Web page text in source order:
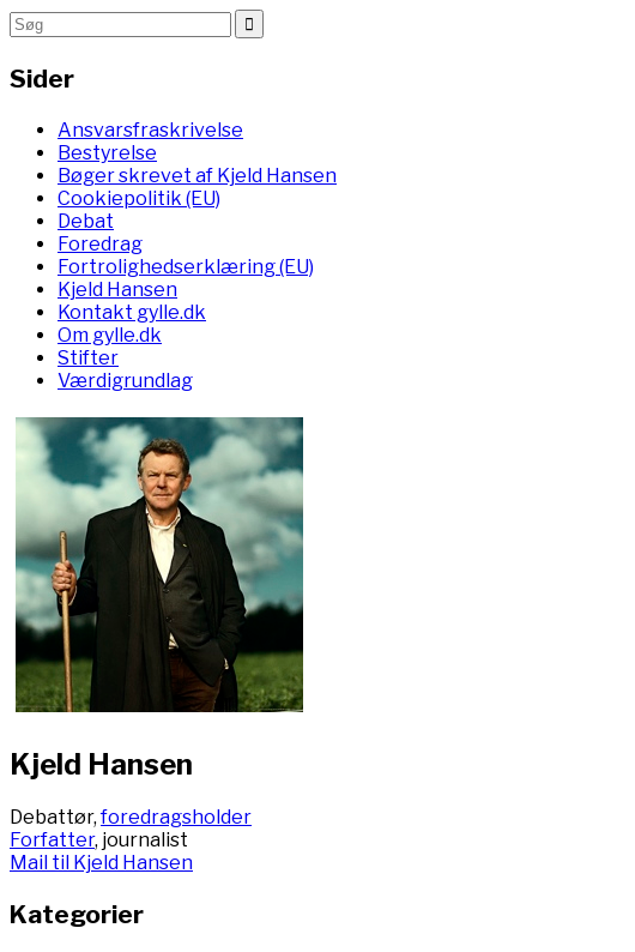
Sider
Ansvarsfraskrivelse
Bestyrelse
Bøger skrevet af Kjeld Hansen
Cookiepolitik (EU)
Debat
Foredrag
Fortrolighedserklæring (EU)
Kjeld Hansen
Kontakt gylle.dk
Om gylle.dk
Stifter
Værdigrundlag
Kjeld Hansen
Debattør,foredragsholder
Forfatter, journalist
Mail til Kjeld Hansen
Kategorier